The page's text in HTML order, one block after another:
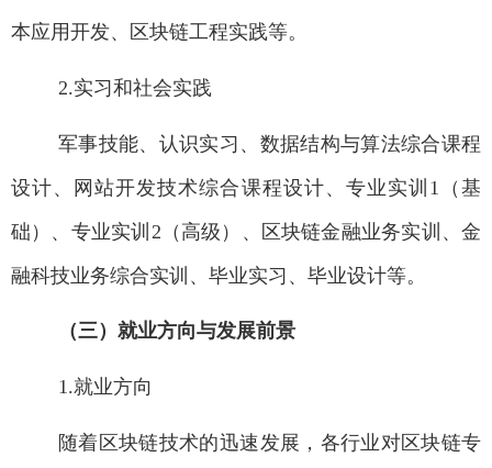
本应用开发、区块链工程实践等。
2.实习和社会实践
军事技能、认识实习、数据结构与算法综合课程
设计、网站开发技术综合课程设计、专业实训 1
（基
础）、专业实训 2 （高级）、区块链金融业务实训、金
融科技业务综合实训、毕业实习、毕业设计等。
（三）就业方向与发展前景
1.就业方向
随着区块链技术的迅速发展，各行业对区块链专